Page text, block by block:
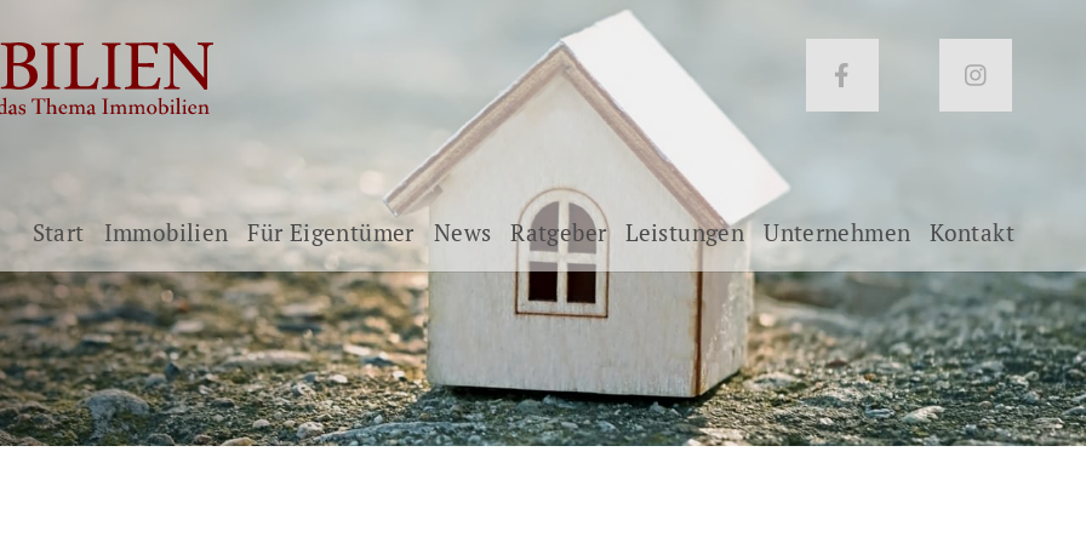
Start Immobilien Für Eigentümer News Ratgeber Leistungen Unternehmen Kontakt